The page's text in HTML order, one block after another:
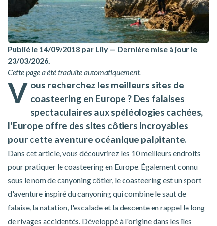
Publié le 14/09/2018 par Lily — Dernière mise à jour le
23/03/2026.
Cette page a été traduite automatiquement.
V ous recherchez les meilleurs sites de
coasteering en Europe ? Des falaises
spectaculaires aux spéléologies cachées,
l'Europe offre des sites côtiers incroyables
pour cette aventure océanique palpitante.
Dans cet article, vous découvrirez les 10 meilleurs endroits
pour pratiquer lecoasteeringen Europe. Également connu
sous le nom de canyoning côtier, le coasteering est un sport
d'aventure inspiré du canyoning qui combine le saut de
falaise, la natation, l'escalade et la descente en rappel le long
de rivages accidentés. Développé à l'origine dans les îles